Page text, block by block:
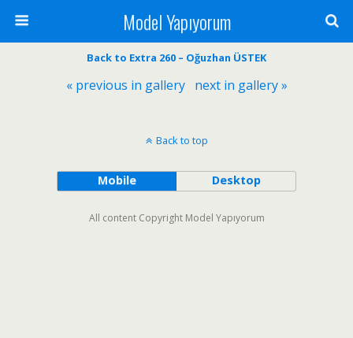
Model Yapıyorum
Back to Extra 260 – Oğuzhan ÜSTEK
« previous in gallery next in gallery »
Back to top
Mobile Desktop
All content Copyright Model Yapıyorum